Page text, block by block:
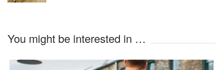
You might be interested in …